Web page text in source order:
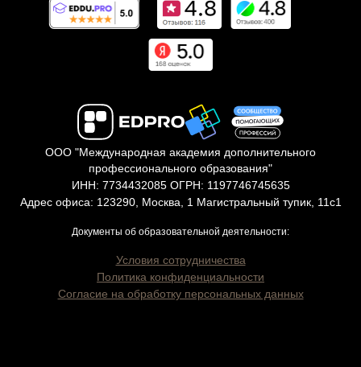
ООО "Международная академия дополнительного
профессионального образования"
ИНН: 7734432085 ОГРН: 1197746745635
Адрес офиса: 123290, Москва, 1 Магистральный тупик, 11с1
Документы об образовательной деятельности:
Условия сотрудничества
Политика конфиденциальности
Согласие на обработку персональных данных